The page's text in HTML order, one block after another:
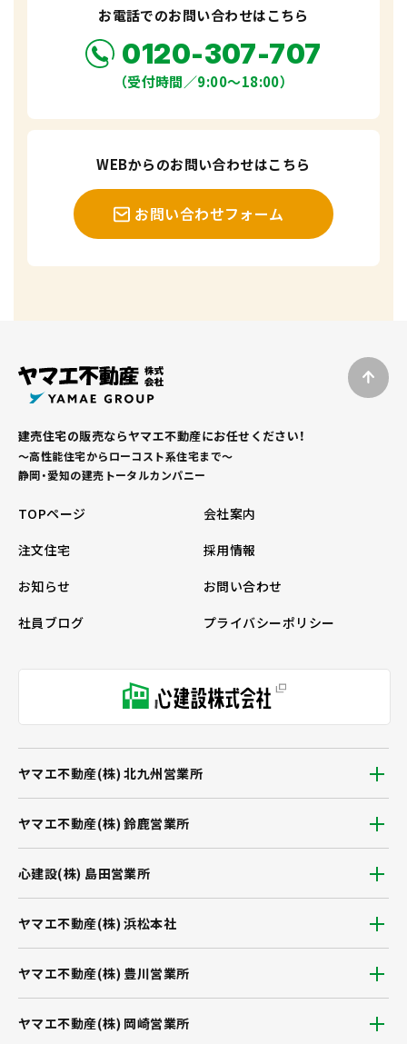
お電話でのお問い合わせはこちら
0120-307-707
（受付時間／9:00〜18:00）
WEBからのお問い合わせはこちら
お問い合わせフォーム
建売住宅の販売ならヤマエ不動産にお任せください！
～高性能住宅からローコスト系住宅まで～
静岡・愛知の建売トータルカンパニー
TOPページ
会社案内
注文住宅
採用情報
お知らせ
お問い合わせ
社員ブログ
プライバシーポリシー
ヤマエ不動産(株) 浜松本社
ヤマエ不動産(株) 豊川営業所
ヤマエ不動産(株) 岡崎営業所
ヤマエ不動産(株) 北九州営業所
ヤマエ不動産(株) 鈴鹿営業所
心建設(株) 島田営業所